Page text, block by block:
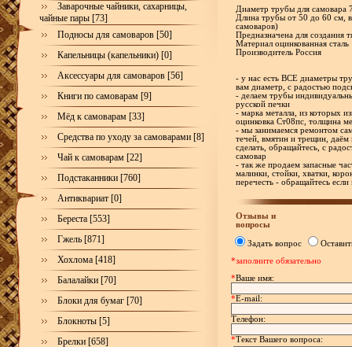
Заварочные чайники, сахарницы,
чайные пары [73]
Подносы для самоваров [50]
Капельницы (капельники) [0]
Аксессуары для самоваров [56]
Книги по самоварам [9]
Мёд к самоварам [33]
Средства по уходу за самоварами [8]
Чай к самоварам [22]
Подстаканники [760]
Антиквариат [0]
Береста [553]
Гжель [871]
Хохлома [418]
Балалайки [70]
Блоки для бумаг [70]
Блокноты [5]
Брелки [658]
Диаметр трубы для самовара
Длина трубы от 50 до 60 см, в
самоваров)
Предназначена для создания
Материал оцинкованная сталь
Производитель Россия
- у нас есть ВСЕ диаметры
вам диаметр, с радостью
- делаем трубы
русской печки
- марка металла, из которых
оцинковка Ст08пс, толщина
- мы занимаемся ремонтом
течей, вмятин и трещин, даём
сделать, обращайтесь, с
самовар
- так же продаем запасные
малинки, стойки, хватки,
перечесть - обращайтесь
Отзывы и
вопросы
Задать вопрос
*заполните обязательно
*Ваше имя:
*E-mail:
Телефон:
*Текст Вашего вопроса: